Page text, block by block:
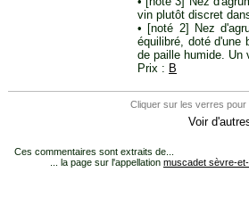
vin plutôt discret
• [noté 2] Nez
équilibré, doté d'une
de paille humide. Un
Prix : B
Cliquer sur les verres pour
Voir
Ces commentaires sont extraits de...
... la page sur l'appellation muscadet sèvre-